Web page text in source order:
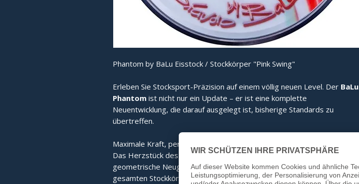
Phantom by BaLu Eisstock / Stockkörper "Pink Swing"
Erleben Sie Stocksport-Präzision auf einem völlig neuen Level. Der BaLu
Phantom ist nicht nur ein Update – er ist eine komplette
Neuentwicklung, die darauf ausgelegt ist, bisherige Standards zu
übertreffen.
Maximale Kraft, perfekter Stand
Das Herzstück des Phantom ist seine revolutionäre Haubenform. Diese
geometrische Neugestaltung sorgt für eine optimale Kraftverteilung im
gesamten Stockkörper. Das Ergebnis spüren Sie bei jedem Schuss: